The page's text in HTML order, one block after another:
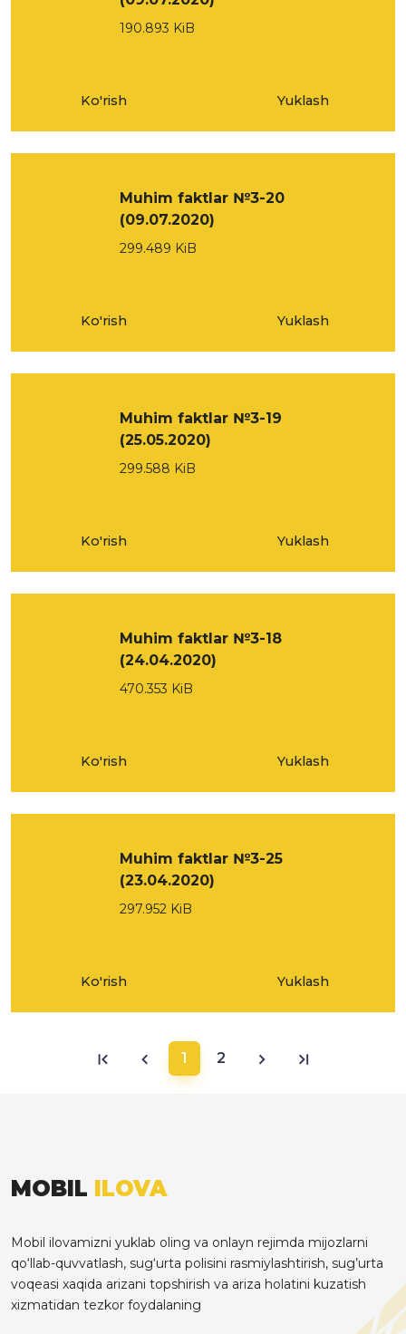
190.893 KiB
Ko'rish Yuklash
Muhim faktlar №3-20
(09.07.2020)
299.489 KiB
Ko'rish Yuklash
Muhim faktlar №3-19
(25.05.2020)
299.588 KiB
Ko'rish Yuklash
Muhim faktlar №3-18
(24.04.2020)
470.353 KiB
Ko'rish Yuklash
Muhim faktlar №3-25
(23.04.2020)
297.952 KiB
Ko'rish Yuklash
1 2
MOBIL ILOVA
Mobil ilovamizni yuklab oling va onlayn rejimda mijozlarni
qo‘llab-quvvatlash, sug‘urta polisini rasmiylashtirish, sug’urta
voqeasi xaqida arizani topshirish va ariza holatini kuzatish
xizmatidan tezkor foydalaning